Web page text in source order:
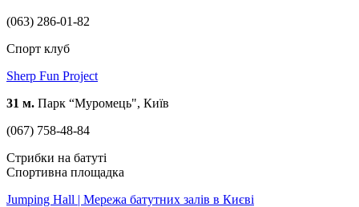
(063) 286-01-82
Спорт клуб
Sherp Fun Project
31 м. Парк “Муромець", Київ
(067) 758-48-84
Стрибки на батуті
Спортивна площадка
Jumping Hall | Мережа батутних залів в Києві